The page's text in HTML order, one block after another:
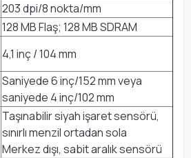
203 dpi/8 nokta/mm
128 MB Flaş; 128 MB SDRAM
4,1 inç / 104 mm
Saniyede 6 inç/152 mm veya
saniyede 4 inç/102 mm
Taşınabilir siyah işaret sensörü,
sınırlı menzil ortadan sola
Merkez dışı, sabit aralık sensörü